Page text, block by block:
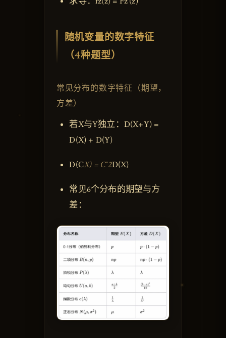
随机变量的数字特征
（4种题型）
常见分布的数字特征（期望，
方差）
若X与Y独立：D(X+Y) =
D(X) + D(Y)
D(CX) = C^2D(X)
常见6个分布的期望与方
差：